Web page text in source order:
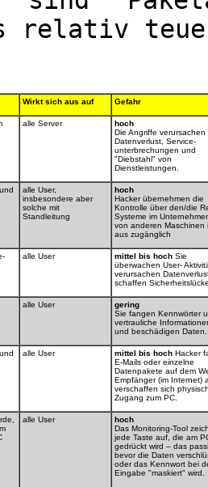
relativ
Wirkt sich aus auf Gefahr
alle Server
hoch
Die Angriffe verursachen
Datenverlust, Service-
unterbrechungen und
"Diebstahl" von
Dienstleistungen.
alle User,
insbesondere aber
solche mit
Standleitung
hoch
Hacker übernehmen die
Kontrolle über den/die
Systeme im
von anderen Maschinen
aus zugänglich
alle User mittel bis hoch Sie
überwachen User-
verursachen
schaffen
alle User
gering
Sie fangen Kennwörter
vertrauliche
und beschädigen Daten.
alle User mittel bis hoch Hacker
E-Mails oder einzelne
Datenpakete auf dem
Empfänger (im Internet)
verschaffen sich
Zugang zum PC.
alle User
hoch
Das Monitoring-Tool
jede Taste auf, die am
gedrückt wird – das
bevor die Daten
oder das Kennwort bei
Eingabe "maskiert" wird.